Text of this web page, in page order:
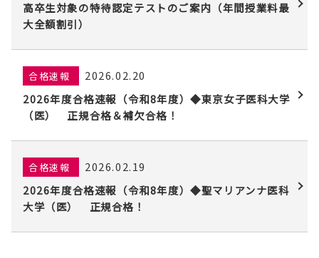
高卒生対象の特待認定テストのご案内（年間授業料最
大全額割引）
合格速報
2026.02.20
2026年度合格速報（令和8年度）◆東京女子医科大学
（医） 正規合格＆補欠合格！
合格速報
2026.02.19
2026年度合格速報（令和8年度）◆聖マリアンナ医科
大学（医） 正規合格！